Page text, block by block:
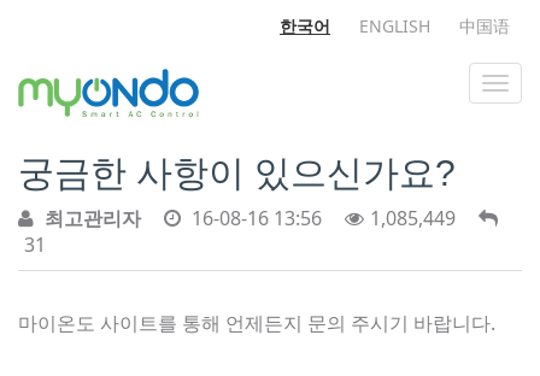
한국어 ENGLISH 中国语
궁금한 사항이 있으신가요?
최고관리자 16-08-16 13:56
1,085,449
31
마이온도 사이트를 통해 언제든지 문의 주시기 바랍니다.